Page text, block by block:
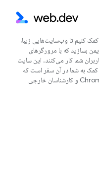
تا وب‌سایت‌هایی زیبا،
که با مرورگرهای
شما کار می‌کنند. این سایت
به شما در آن سفر است که
توسط اعضای تیم Chrome و کارشناسان خارجی